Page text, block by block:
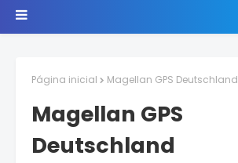
Página inicial Magellan GPS Deutschland
Magellan GPS
Deutschland